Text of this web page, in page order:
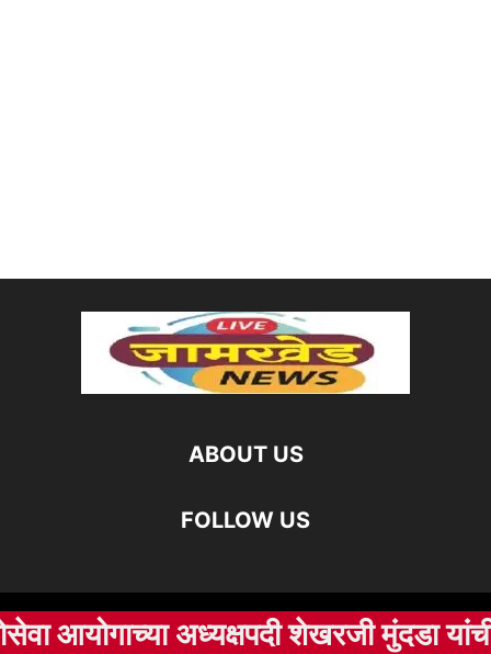
ABOUT US
FOLLOW US
©
अध्यक्षपदी शेखरजी मुंदडा यांची